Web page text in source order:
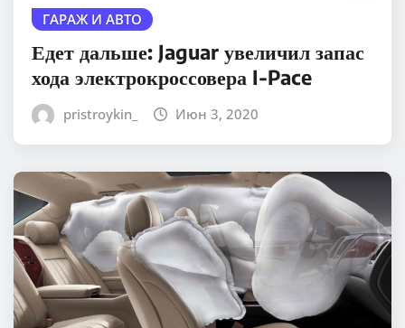
ГАРАЖ И АВТО
Едет дальше: Jaguar увеличил запас
хода электрокроссовера I-Pace
pristroykin_ Июн 3, 2020